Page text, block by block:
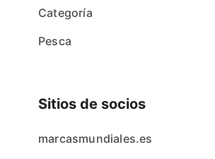
Categoría
Pesca
Sitios de socios
marcasmundiales.es